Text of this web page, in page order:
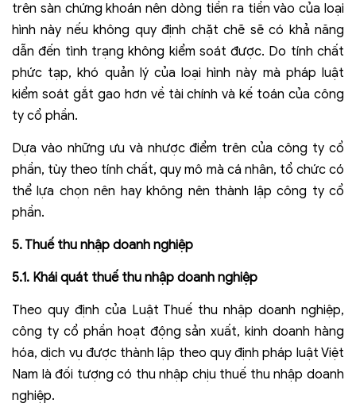
trên sàn chứng khoán nên dòng tiền ra tiền vào của loại
hình này nếu không quy định chặt chẽ sẽ có khả năng
dẫn đến tình trạng không kiểm soát được. Do tính chất
phức tạp, khó quản lý của loại hình này mà pháp luật
kiểm soát gắt gao hơn về tài chính và kế toán của công
ty cổ phần.
Dựa vào những ưu và nhược điểm trên của công ty cổ
phần, tùy theo tính chất, quy mô mà cá nhân, tổ chức có
thể lựa chọn nên hay không nên thành lập công ty cổ
phần.
5. Thuế thu nhập doanh nghiệp
5.1. Khái quát thuế thu nhập doanh nghiệp
Theo quy định của Luật Thuế thu nhập doanh nghiệp,
công ty cổ phần hoạt động sản xuất, kinh doanh hàng
hóa, dịch vụ được thành lập theo quy định pháp luật Việt
Nam là đối tượng có thu nhập chịu thuế thu nhập doanh
nghiệp.